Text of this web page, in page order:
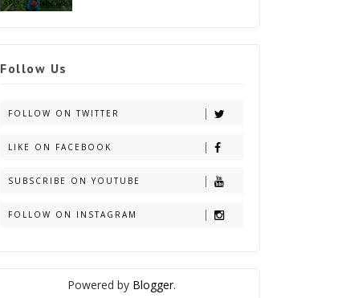
Follow Us
FOLLOW ON TWITTER
LIKE ON FACEBOOK
SUBSCRIBE ON YOUTUBE
FOLLOW ON INSTAGRAM
Powered by Blogger.